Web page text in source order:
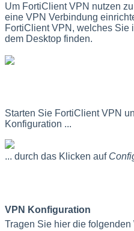
Um FortiClient VPN nutzen
eine VPN Verbindung
FortiClient VPN, welches Sie
dem Desktop finden.
Starten Sie FortiClient VPN
Konfiguration ...
... durch das Klicken auf
VPN Konfiguration
Tragen Sie hier die folgenden